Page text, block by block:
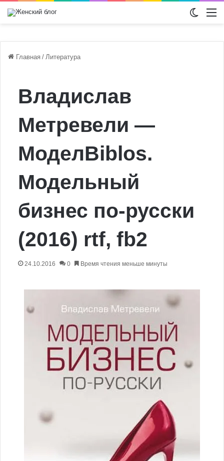
Главная / Литература
Владислав
Метревели —
МоделBiblos.
Модельный
бизнес по-русски
(2016) rtf, fb2
24.10.2016 0 Время чтения меньше минуты